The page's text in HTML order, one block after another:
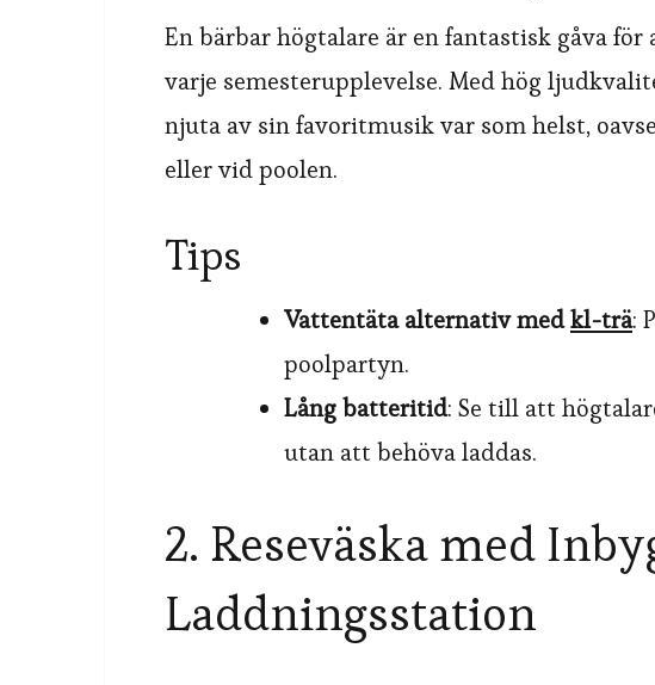
En bärbar högtalare är en fantastisk gåva
varje semesterupplevelse. Med hög
njuta av sin favoritmusik var som helst,
eller vid poolen.
Tips
Vattentäta alternativ medkl-trä:
poolpartyn.
Lång batteritid: Se till att
utan att behöva laddas.
2. Reseväska med
Laddningsstation